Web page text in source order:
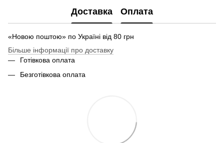
Доставка Оплата
«Новою поштою» по Україні від 80 грн
Більше інформації про доставку
Готівкова оплата
Безготівкова оплата